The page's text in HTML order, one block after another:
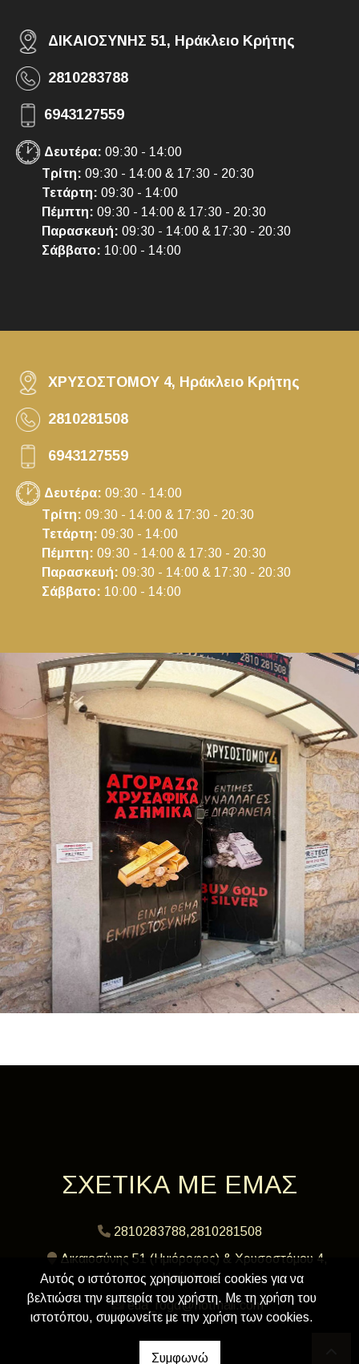
ΔΙΚΑΙΟΣΥΝΗΣ 51, Ηράκλειο Κρήτης
2810283788
6943127559
Δευτέρα: 09:30 - 14:00
Τρίτη: 09:30 - 14:00 & 17:30 - 20:30
Τετάρτη: 09:30 - 14:00
Πέμπτη: 09:30 - 14:00 & 17:30 - 20:30
Παρασκευή: 09:30 - 14:00 & 17:30 - 20:30
Σάββατο: 10:00 - 14:00
ΧΡΥΣΟΣΤΟΜΟΥ 4, Ηράκλειο Κρήτης
2810281508
6943127559
Δευτέρα: 09:30 - 14:00
Τρίτη: 09:30 - 14:00 & 17:30 - 20:30
Τετάρτη: 09:30 - 14:00
Πέμπτη: 09:30 - 14:00 & 17:30 - 20:30
Παρασκευή: 09:30 - 14:00 & 17:30 - 20:30
Σάββατο: 10:00 - 14:00
ΣΧΕΤΙΚΑ ΜΕ ΕΜΑΣ
2810283788,2810281508
Δικαιοσύνης 51 (Ημιόροφος) & Χρυσοστόμου 4,
Ηράκλειο
eua_rogd@hotmail.com
Αυτός ο ιστότοπος χρησιμοποιεί cookies για να
βελτιώσει την εμπειρία του χρήστη. Με τη χρήση του
ιστοτόπου, συμφωνείτε με την χρήση των cookies.
Συμφωνώ